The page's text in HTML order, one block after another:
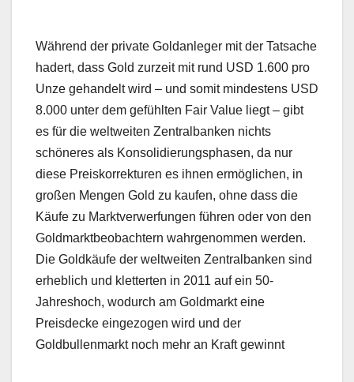
Während der private Goldanleger mit der Tatsache
hadert, dass Gold zurzeit mit rund USD 1.600 pro
Unze gehandelt wird – und somit mindestens USD
8.000 unter dem gefühlten Fair Value liegt – gibt
es für die weltweiten Zentralbanken nichts
schöneres als Konsolidierungsphasen, da nur
diese Preiskorrekturen es ihnen ermöglichen, in
großen Mengen Gold zu kaufen, ohne dass die
Käufe zu Marktverwerfungen führen oder von den
Goldmarktbeobachtern wahrgenommen werden.
Die Goldkäufe der weltweiten Zentralbanken sind
erheblich und kletterten in 2011 auf ein 50-
Jahreshoch, wodurch am Goldmarkt eine
Preisdecke eingezogen wird und der
Goldbullenmarkt noch mehr an Kraft gewinnt